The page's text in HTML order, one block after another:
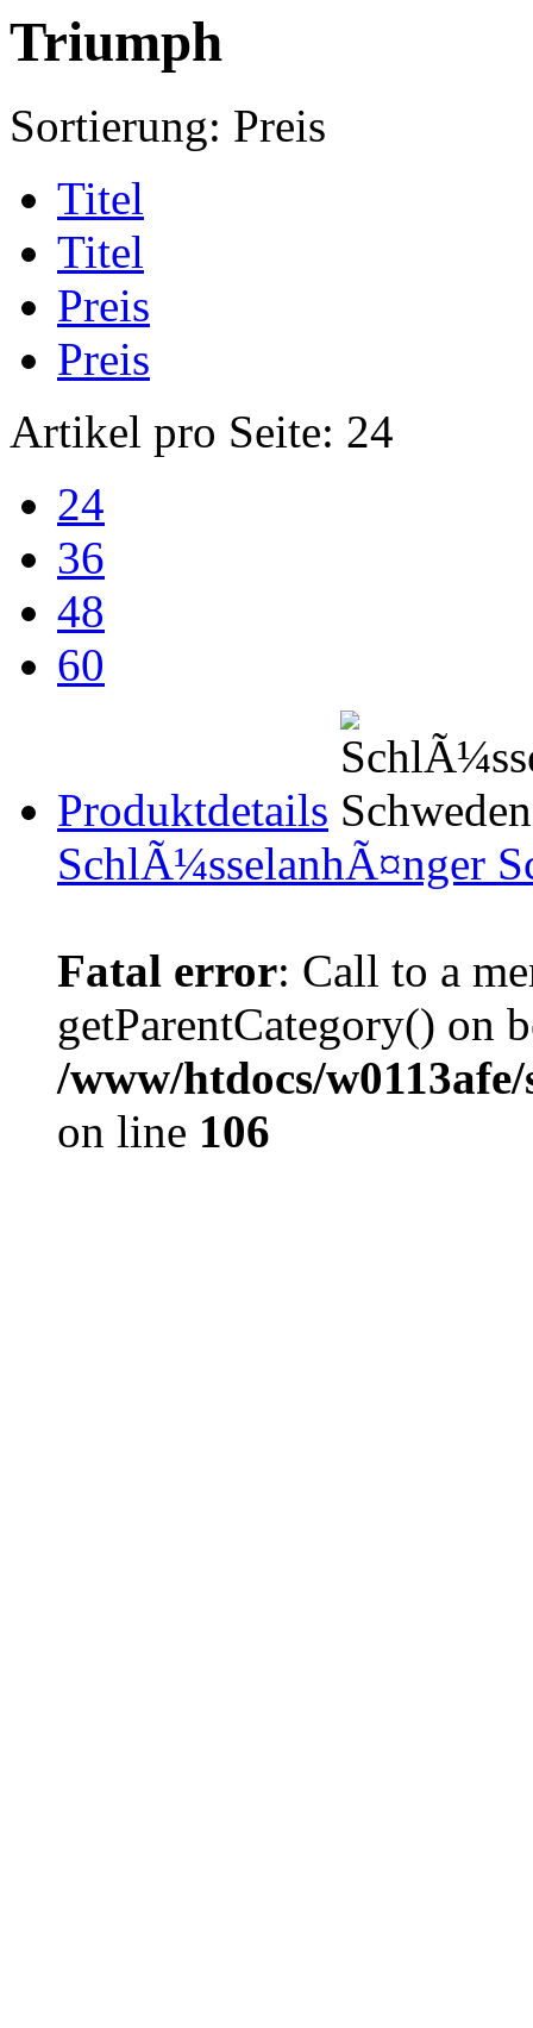
Triumph
Sortierung: Preis
Titel
Titel
Preis
Preis
Artikel pro Seite: 24
24
36
48
60
Produktdetails
SchlÃ¼sselanhÃ¤nger
Fatal error: Call to a
getParentCategory() on
/www/htdocs/
on line 106